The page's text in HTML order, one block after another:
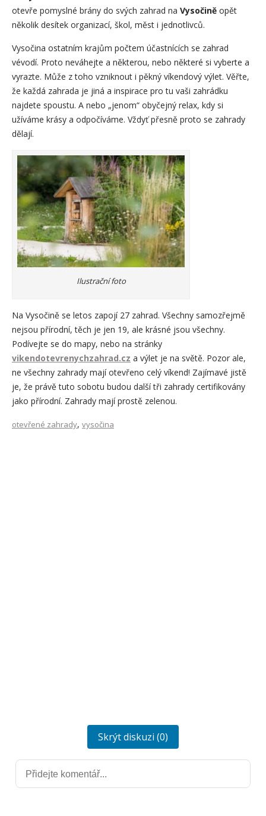
otevře pomyslné brány do svých zahrad na Vysočině opět
několik desítek organizací, škol, měst i jednotlivců.
Vysočina ostatním krajům počtem účastnících se zahrad
vévodí. Proto neváhejte a některou, nebo některé si vyberte a
vyrazte. Může z toho vzniknout i pěkný víkendový výlet. Věřte,
že každá zahrada je jiná a inspirace pro tu vaši zahrádku
najdete spoustu. A nebo „jenom“ obyčejný relax, kdy si
užíváme krásy a odpočíváme. Vždyť přesně proto se zahrady
dělají.
Ilustrační foto
Na Vysočině se letos zapojí 27 zahrad. Všechny samozřejmě
nejsou přírodní, těch je jen 19, ale krásné jsou všechny.
Podívejte se do mapy, nebo na stránky
vikendotevrenychzahrad.cz a výlet je na světě. Pozor ale,
ne všechny zahrady mají otevřeno celý víkend! Zajímavé jistě
je, že právě tuto sobotu budou další tři zahrady certifikovány
jako přírodní. Zahrady mají prostě zelenou.
otevřené zahrady, vysočina
Skrýt diskuzi (0)